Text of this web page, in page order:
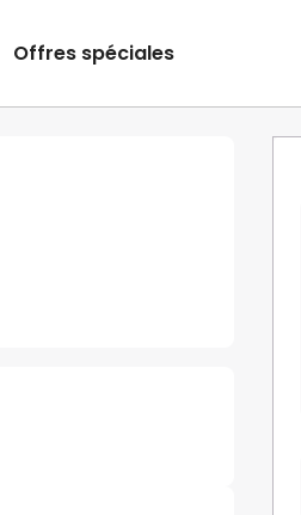
Offres spéciales